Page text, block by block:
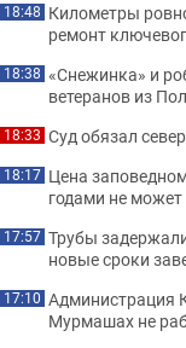
18:48 Километры
ремонт
18:38 «Снежинка» и
ветеранов из
18:33 Суд обязал
18:17 Цена
годами не
17:57 Трубы
новые сроки
17:10 Администрация
Мурмашах не